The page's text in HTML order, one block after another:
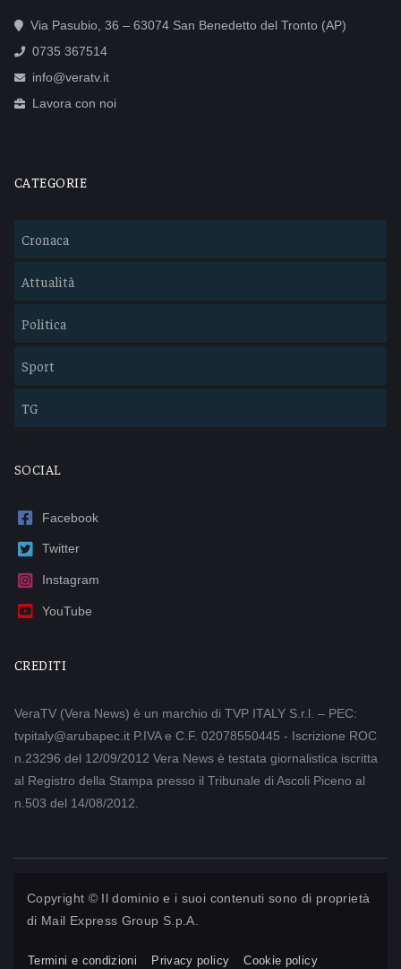
Via Pasubio, 36 – 63074 San Benedetto del Tronto (AP)
0735 367514
info@veratv.it
Lavora con noi
CATEGORIE
Cronaca
Attualità
Politica
Sport
TG
SOCIAL
Facebook
Twitter
Instagram
YouTube
CREDITI
VeraTV (Vera News) è un marchio di TVP ITALY S.r.l. – PEC:
tvpitaly@arubapec.it P.IVA e C.F. 02078550445 - Iscrizione ROC
n.23296 del 12/09/2012 Vera News è testata giornalistica iscritta
al Registro della Stampa presso il Tribunale di Ascoli Piceno al
n.503 del 14/08/2012.
Copyright © Il dominio e i suoi contenuti sono di proprietà
di Mail Express Group S.p.A.
Termini e condizioni Privacy policy Cookie policy